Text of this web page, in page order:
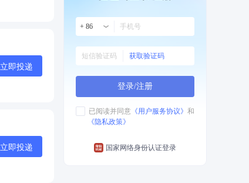
立即投递
立即投递
+ 86
获取验证码
登录/注册
已阅读并同意 《用户服务协议》 和
《隐私政策》
国家网络身份认证登录